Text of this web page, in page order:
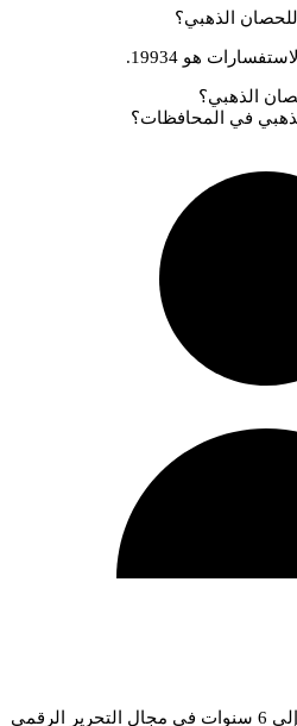
هو 19934.
محرر صحفي يمتلك خبرة تمتد إلى 6 سنوات في مجال التحرير الرقمي